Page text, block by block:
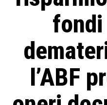
fondi
l’ABF